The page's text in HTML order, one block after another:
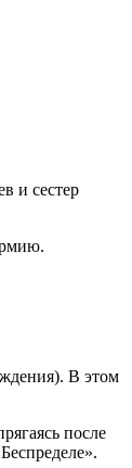
и сестер
В этом
после